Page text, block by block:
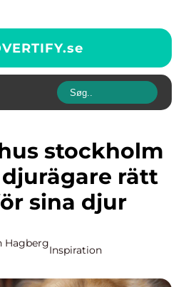
se
rätt
sina djur
Hagberg
Inspiration